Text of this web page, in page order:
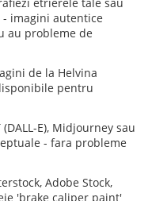
imagini autentice
au probleme de
de la Helvina
pentru
(DALL-E), Midjourney sau
- fara probleme
Adobe Stock,
'brake caliper paint'